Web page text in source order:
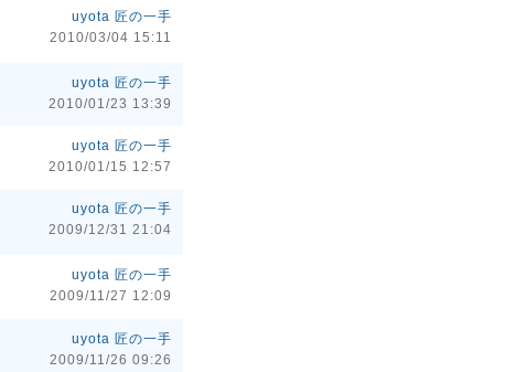
uyota 匠の一手
2010/03/04 15:11
uyota 匠の一手
2010/01/23 13:39
uyota 匠の一手
2010/01/15 12:57
uyota 匠の一手
2009/12/31 21:04
uyota 匠の一手
2009/11/27 12:09
uyota 匠の一手
2009/11/26 09:26